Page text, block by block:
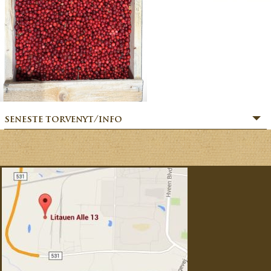
seneste torvenyt/info
» SOMMERHILSEN:
» BÆR-FEKT SOMMER!
» MERE MARKVÆRK MAGI:
» Sommerfesten er i gang:
» MAGIEN FRA MARKVÆRK:
» VORES EVENTYRLIGE VERDEN:
» FORÅRSFESTEN ER I GANG: